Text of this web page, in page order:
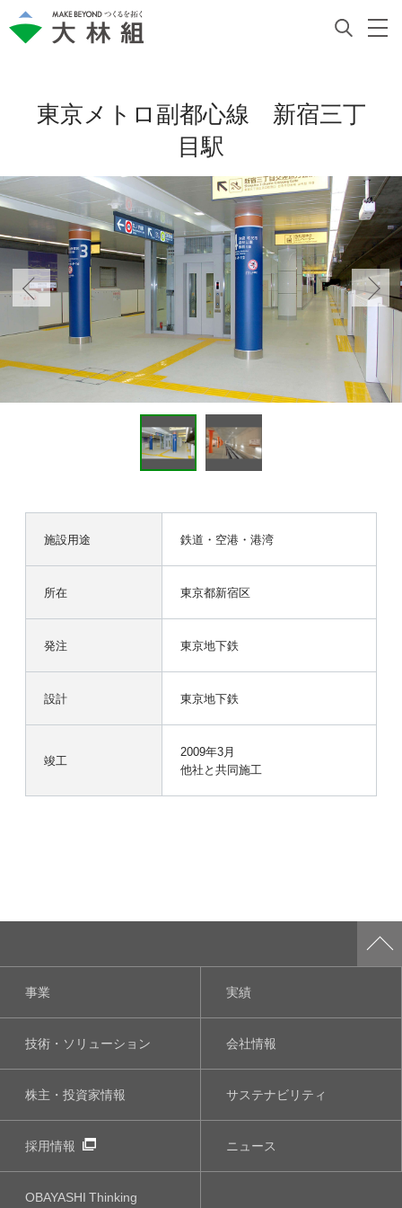
東京メトロ副都心線 新宿三丁
目駅
施設用途 鉄道・空港・港湾
所在 東京都新宿区
発注 東京地下鉄
設計 東京地下鉄
竣工
2009年3月
他社と共同施工
事業 実績
技術・ソリューション 会社情報
株主・投資家情報 サステナビリティ
採用情報 ニュース
OBAYASHIThinking